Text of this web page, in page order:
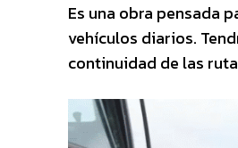
Es una obra pensada
vehículos diarios.
continuidad de las